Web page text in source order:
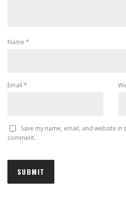
Name *
Email *
Save my name, email, and website
comment.